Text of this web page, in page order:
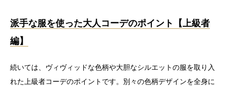
派手な服を使った大人コーデのポイント【上級者
編】
続いては、ヴィヴィッドな色柄や大胆なシルエットの服を取り入
れた上級者コーデのポイントです。別々の色柄デザインを全身に